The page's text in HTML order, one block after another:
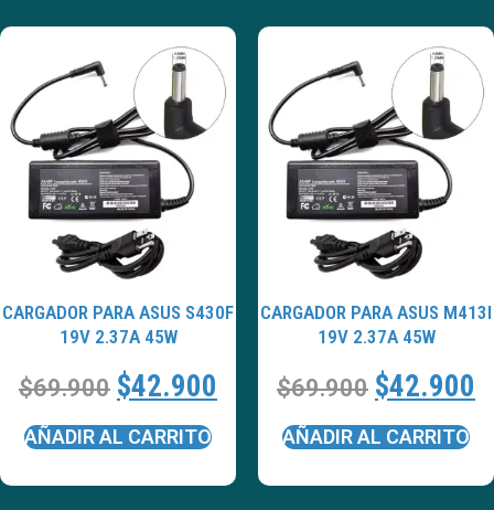
CARGADOR PARA ASUS S430F
19V 2.37A 45W
$69.900 $42.900
AÑADIR AL CARRITO
CARGADOR PARA ASUS M413I
19V 2.37A 45W
$69.900 $42.900
AÑADIR AL CARRITO